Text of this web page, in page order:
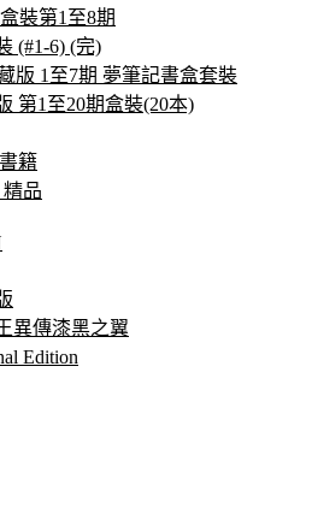
裝第1至8期
(#1-6) (完)
版 1至7期 夢筆記書盒套裝
第1至20期盒裝(20本)
籍
品
異傳漆黑之翼
Edition